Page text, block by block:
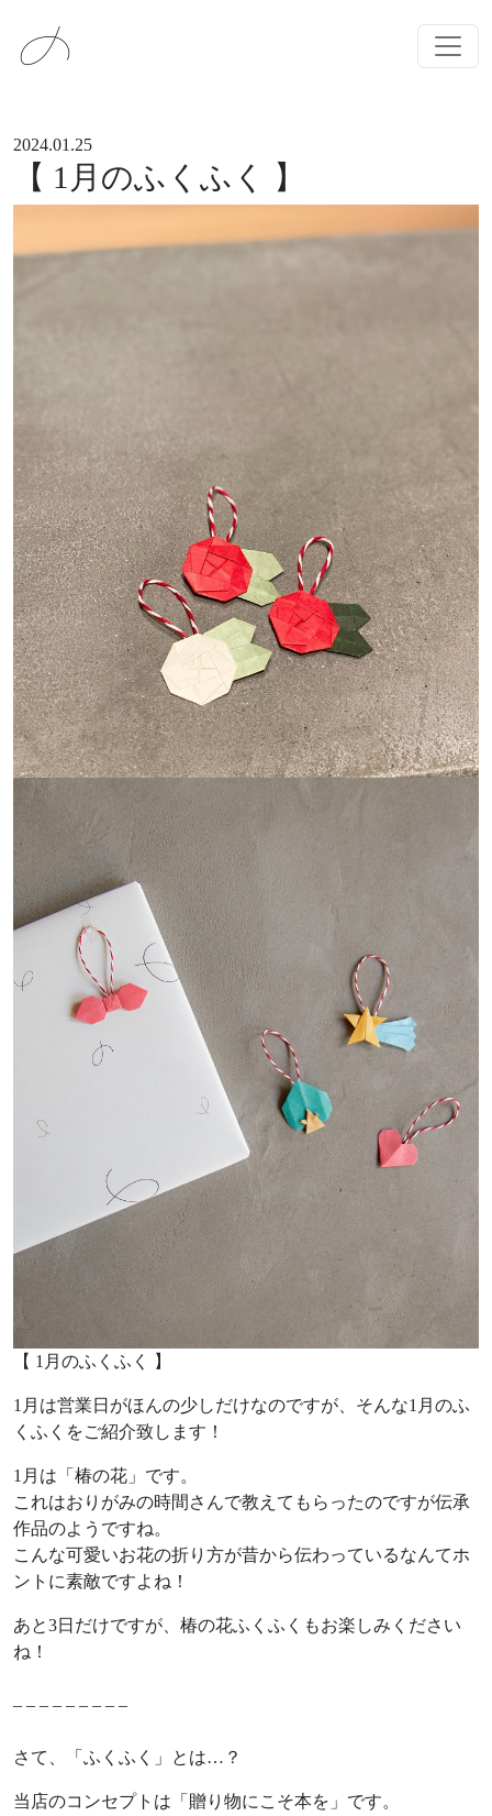
メインナビゲーション
2024.01.25
【 1月のふくふく 】
【 1月のふくふく 】
1月は営業日がほんの少しだけなのですが、そんな1月のふ
くふくをご紹介致します！
1月は「椿の花」です。
これはおりがみの時間さんで教えてもらったのですが伝承
作品のようですね。
こんな可愛いお花の折り方が昔から伝わっているなんてホ
ントに素敵ですよね！
あと3日だけですが、椿の花ふくふくもお楽しみください
ね！
– – – – – – – – –
さて、「ふくふく」とは…？
当店のコンセプトは「贈り物にこそ本を」です。